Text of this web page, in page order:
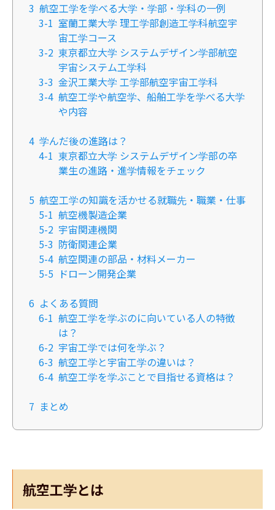
3 航空工学を学べる大学・学部・学科の一例
3-1 室蘭工業大学 理工学部創造工学科航空宇
宙工学コース
3-2 東京都立大学 システムデザイン学部航空
宇宙システム工学科
3-3 金沢工業大学 工学部航空宇宙工学科
3-4 航空工学や航空学、船舶工学を学べる大学
や内容
4 学んだ後の進路は？
4-1 東京都立大学 システムデザイン学部の卒
業生の進路・進学情報をチェック
5 航空工学の知識を活かせる就職先・職業・仕事
5-1 航空機製造企業
5-2 宇宙関連機関
5-3 防衛関連企業
5-4 航空関連の部品・材料メーカー
5-5 ドローン開発企業
6 よくある質問
6-1 航空工学を学ぶのに向いている人の特徴
は？
6-2 宇宙工学では何を学ぶ？
6-3 航空工学と宇宙工学の違いは？
6-4 航空工学を学ぶことで目指せる資格は？
7 まとめ
航空工学とは